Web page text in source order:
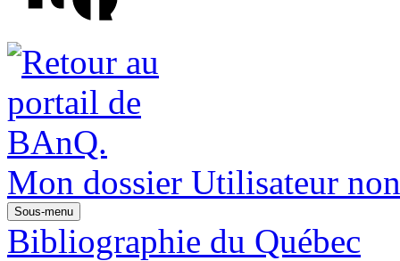
Mon dossier Utilisateur
Sous-menu
Bibliographie du Québec